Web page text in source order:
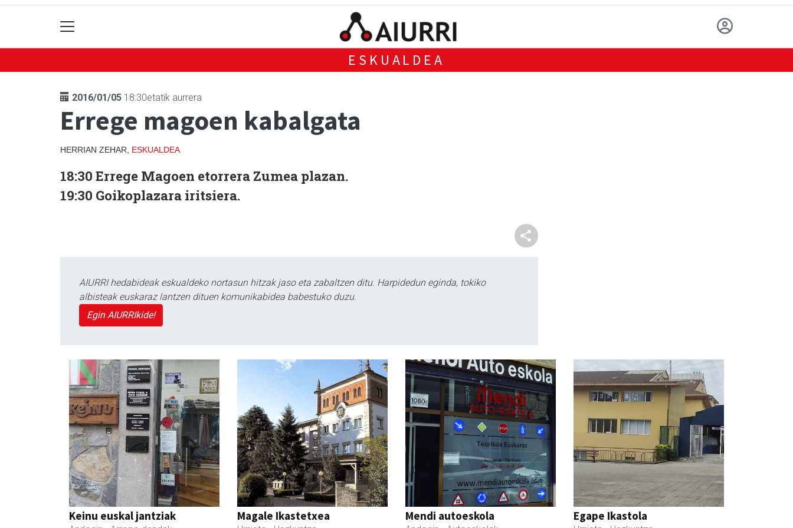
ESKUALDEA
2016/01/05 18:30etatik aurrera
Errege magoen kabalgata
HERRIAN ZEHAR, ESKUALDEA
18:30 Errege Magoen etorrera Zumea plazan.
19:30 Goikoplazara iritsiera.
AIURRI hedabideak eskualdeko nortasun hitzak jaso eta zabaltzen ditu. Harpidedun eginda, tokiko
albisteak euskaraz lantzen dituen komunikabidea babestuko duzu.
Egin AIURRIkide!
Keinu euskal jantziak Magale Ikastetxea Mendi autoeskola Egape Ikastola